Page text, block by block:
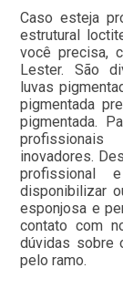
Caso esteja
estrutural
você precisa,
Lester. São
luvas
pigmentada
pigmentada.
inovadores.
profissional
disponibilizar
esponjosa e
contato com
dúvidas sobre
pelo ramo.